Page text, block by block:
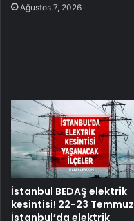
Ağustos 7, 2026
İstanbul BEDAŞ elektrik
kesintisi! 22-23 Temmuz
İstanbul’da elektrik